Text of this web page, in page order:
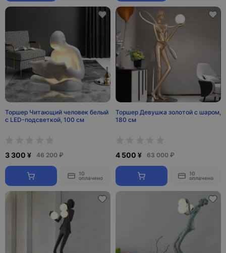
Торшер Читающий человек белый
с LED-подсветкой, 100 см
3 300 ¥ 46 200 ₽
10
оплачено
Торшер Девушка золотой с шаром,
180 см
4 500 ¥ 63 000 ₽
10
оплачено